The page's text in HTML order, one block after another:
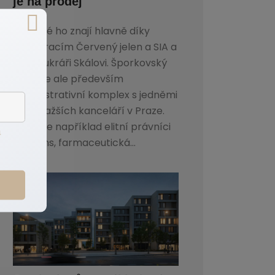
Pražané ho znají hlavně díky
restauracím Červený jelen a SIA a
také cukráři Skálovi. Šporkovský
palác je ale především
administrativní komplex s jedněmi
z nejdražších kanceláří v Praze.
Sídlí zde například elitní právníci
Dentons, farmaceutická...